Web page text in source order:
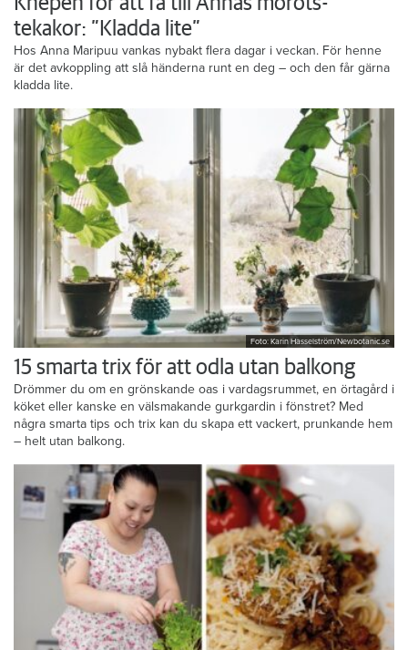
tekakor: ”Kladda lite”
Hos Anna Maripuu vankas nybakt flera dagar i veckan. För henne
är det avkoppling att slå händerna runt en deg – och den får gärna
kladda lite.
Foto: Karin Hasselström/Newbotanic.se
15 smarta trix för att odla utan balkong
Drömmer du om en grönskande oas i vardagsrummet, en örtagård i
köket eller kanske en välsmakande gurkgardin i fönstret? Med
några smarta tips och trix kan du skapa ett vackert, prunkande hem
– helt utan balkong.